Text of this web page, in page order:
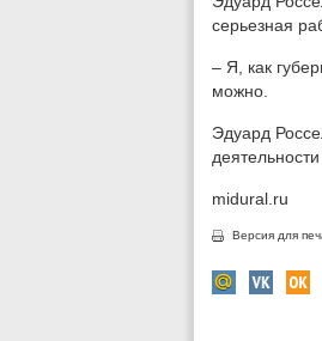
серьезная
– Я, как
можно.
Эдуард
midural.ru
Версия для